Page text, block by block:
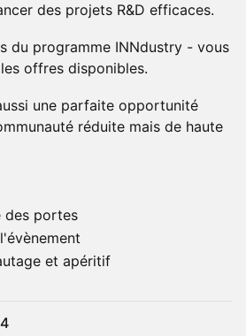
des projets R&D efficaces.
du programme INNdustry - vous
offres disponibles.
une parfaite opportunité
réduite mais de haute
des portes
et apéritif